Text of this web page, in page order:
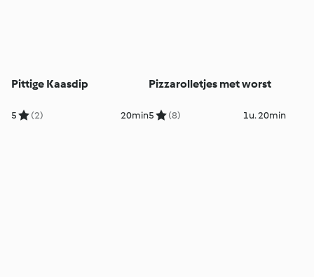
Pittige Kaasdip
5 (2) 20min
Pizzarolletjes met worst
5 (8) 1u. 20min